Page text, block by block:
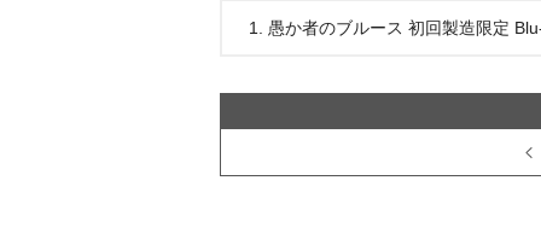
1. 愚か者のブルース 初回製造限定